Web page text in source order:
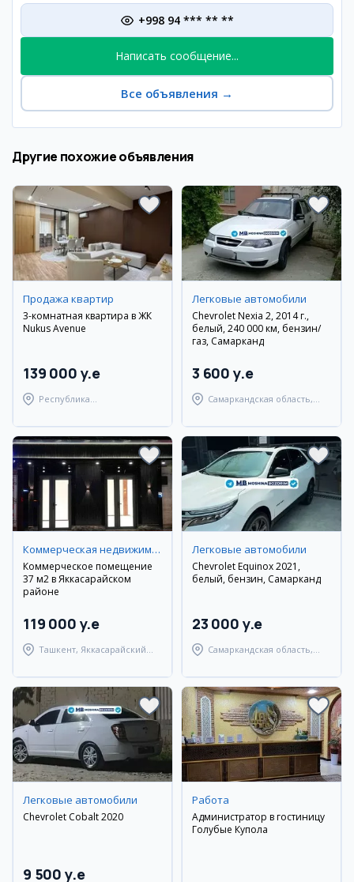
+998 94 *** ** **
Написать сообщение...
Все объявления →
Другие похожие объявления
Продажа квартир
3-комнатная квартира в ЖК
Nukus Avenue
139 000 y.e
Республика
район
Легковые автомобили
Chevrolet Nexia 2, 2014 г.,
белый, 240 000 км, бензин/
газ, Самарканд
3 600 y.e
Самаркандская область,
Коммерческая недвижимость
Коммерческое помещение
37 м2 в Яккасарайском
районе
119 000 y.e
Ташкент, Яккасарайский
Легковые автомобили
Chevrolet Equinox 2021,
белый, бензин, Самарканд
23 000 y.e
Самаркандская область,
Легковые автомобили
Chevrolet Cobalt 2020
9 500 y.e
Работа
Администратор в гостиницу
Голубые Купола